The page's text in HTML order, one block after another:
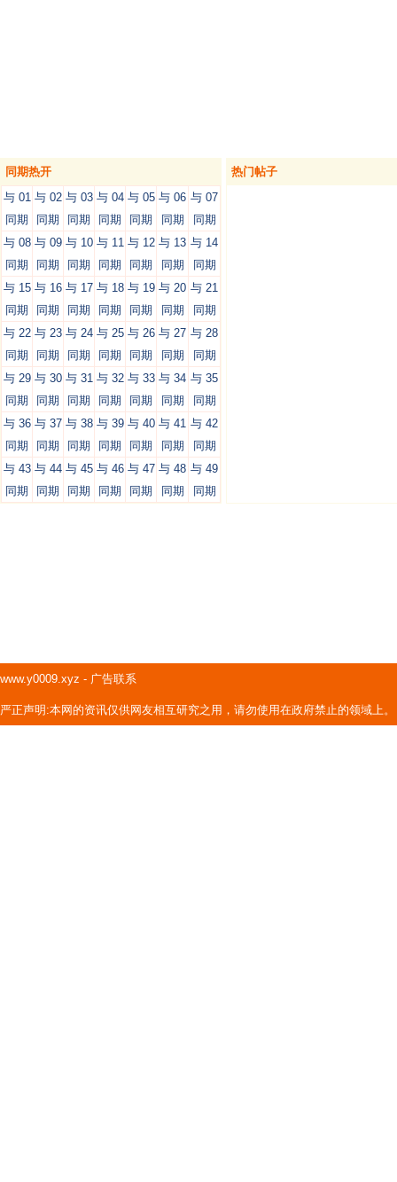
同期热开
与 01
同期
与 02
同期
与 03
同期
与 04
同期
与 05
同期
与 06
同期
与 07
同期
与 08
同期
与 09
同期
与 10
同期
与 11
同期
与 12
同期
与 13
同期
与 14
同期
与 15
同期
与 16
同期
与 17
同期
与 18
同期
与 19
同期
与 20
同期
与 21
同期
与 22
同期
与 23
同期
与 24
同期
与 25
同期
与 26
同期
与 27
同期
与 28
同期
与 29
同期
与 30
同期
与 31
同期
与 32
同期
与 33
同期
与 34
同期
与 35
同期
与 36
同期
与 37
同期
与 38
同期
与 39
同期
与 40
同期
与 41
同期
与 42
同期
与 43
同期
与 44
同期
与 45
同期
与 46
同期
与 47
同期
与 48
同期
与 49
同期
热门帖子
www.y0009.xyz - 广告联系
严正声明:本网的资讯仅供网友相互研究之用，请勿使用在政府禁止的领域上。